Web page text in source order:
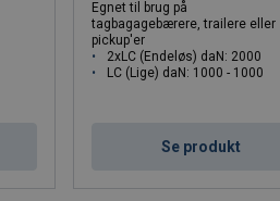
Egnet til brug på
tagbagagebærere, trailere eller
pickup'er
2xLC (Endeløs) daN: 2000
LC (Lige) daN: 1000 - 1000
Se produkt